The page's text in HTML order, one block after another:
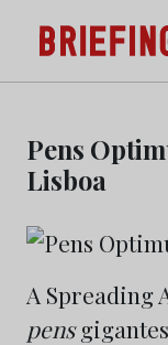
content
Briefing:
Marketing e da
Pens
Lisboa
A Spreading
pens